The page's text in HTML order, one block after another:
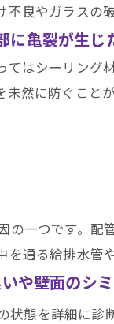
良やガラスの
に亀裂が生じ
はシーリング
然に防ぐこと
一つです。配
通る給排水管
や壁面のシ
態を詳細に診